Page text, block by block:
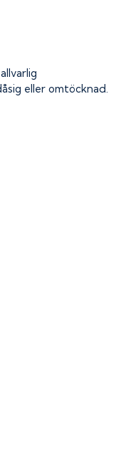
eller omtöcknad.